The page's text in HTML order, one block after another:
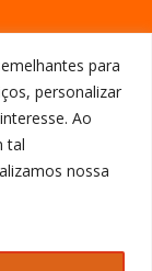
para
personalizar
Ao
tal
nossa